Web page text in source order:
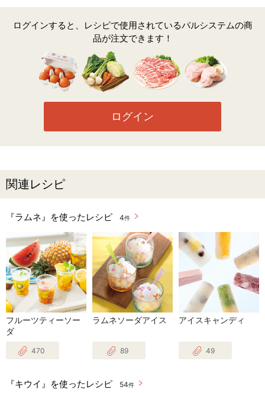
ログインすると、レシピで使用されているパルシステムの商
品が注文できます！
ログイン
関連レシピ
『ラムネ』を使ったレシピ 4件
フルーツティーソー
ダ
470
ラムネソーダアイス
89
アイスキャンディ
49
『キウイ』を使ったレシピ 54件